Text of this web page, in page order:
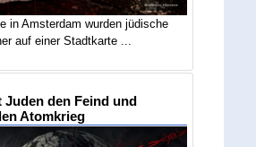
in Amsterdam wurden jüdische
auf einer Stadtkarte ...
den Feind und
Atomkrieg